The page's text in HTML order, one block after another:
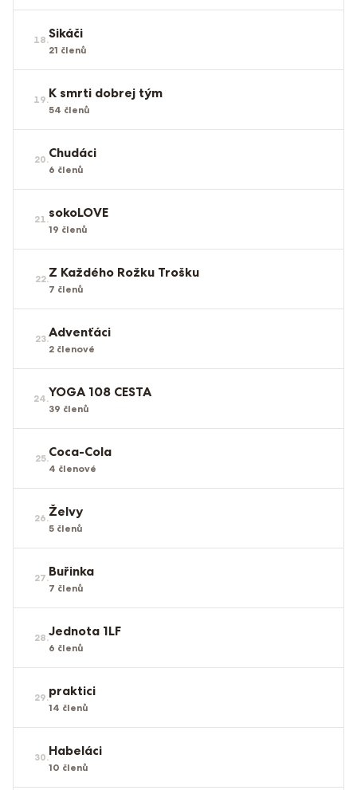
18.Sikáči
21 členů
19.K smrti dobrej tým
54 členů
20.Chudáci
6 členů
21.sokoLOVE
19 členů
22.Z Každého Rožku Trošku
7 členů
23.Advenťáci
2 členové
24.YOGA 108 CESTA
39 členů
25.Coca-Cola
4 členové
26.Želvy
5 členů
27.Buřinka
7 členů
28.Jednota 1LF
6 členů
29.praktici
14 členů
30.Habeláci
10 členů